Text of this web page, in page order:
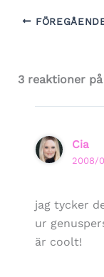
3 reaktioner på
Cia
2008/
jag tycker
ur
är coolt!